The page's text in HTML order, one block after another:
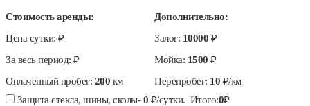
Стоимость аренды:
Дополнительно:
Цена сутки: ₽ Залог: 10000 ₽
За весь период: ₽ Мойка: 1500 ₽
Оплаченный пробег: 200 км Перепробег: 10 ₽/км
Защита стекла, шины, сколы-0 ₽/сутки. Итого:0₽